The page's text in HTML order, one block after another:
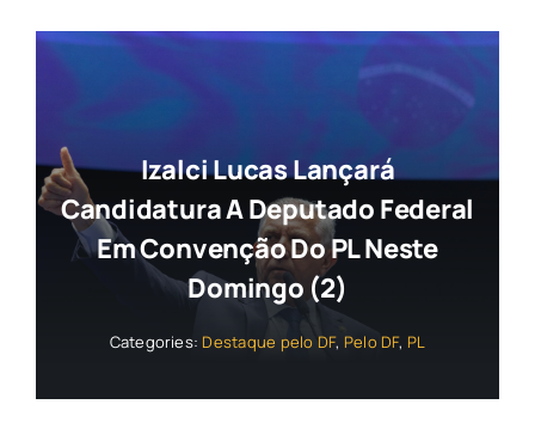
Izalci Lucas Lançará
Candidatura A Deputado Federal
Em Convenção Do PL Neste
Domingo (2)
Categories: Destaque pelo DF, Pelo DF, PL